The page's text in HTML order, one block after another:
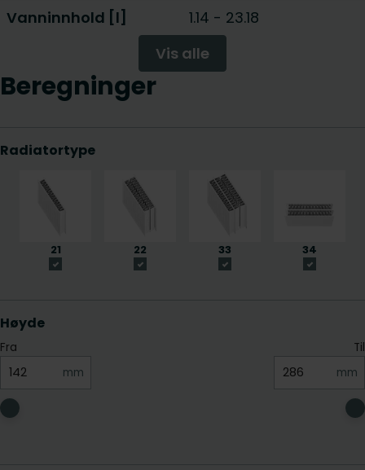
Vanninnhold [l] 1.14 - 23.18
Vis alle
Beregninger